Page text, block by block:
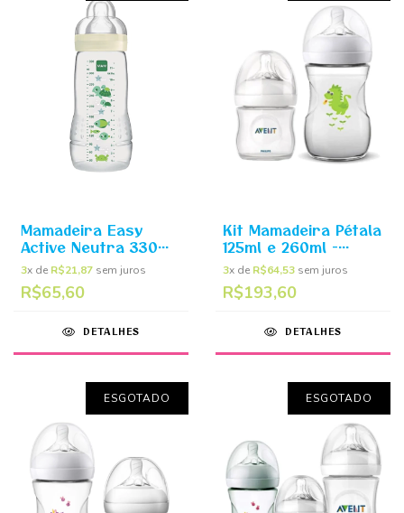
Mamadeira Easy
Active Neutra 330ml
(4m+) - MAM
3x de R$21,87 sem juros
R$65,60
DETALHES
Kit Mamadeira Pétala
125ml e 260ml -
Philips Avent
3x de R$64,53 sem juros
R$193,60
DETALHES
ESGOTADO ESGOTADO